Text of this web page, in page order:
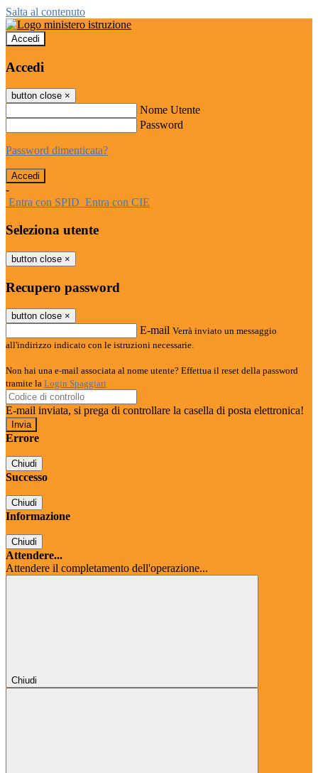
Salta al contenuto
Accedi
Accedi
button close ×
Nome Utente
Password
Password dimenticata?
-
Entra con SPID Entra con CIE
Seleziona utente
button close ×
Recupero password
button close ×
E-mail Verrà inviato un messaggio
all'indirizzo indicato con le istruzioni necessarie.
Non hai una e-mail associata al nome utente? Effettua il reset della password
tramite la Login Spaggiari
E-mail inviata, si prega di controllare la casella di posta elettronica!
Errore
Chiudi
Successo
Chiudi
Informazione
Chiudi
Attendere...
Attendere il completamento dell'operazione...
Chiudi